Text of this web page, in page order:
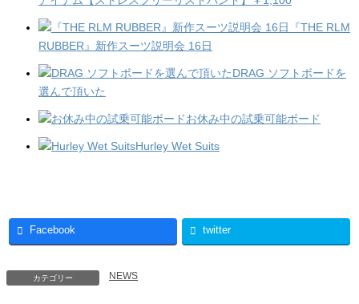
『THE RLM
RUBBER』新作スーツ説明会 16日
DRAG ソフトボードを
選んで頂いた
お休み中の試乗可能ボード
Hurley Wet Suits
Facebook twitter
カテゴリー NEWS